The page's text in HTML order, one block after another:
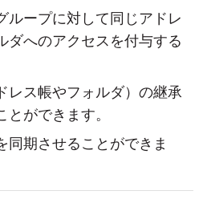
ループに対して同じアドレ
ダへのアクセスを付与する
レス帳やフォルダ）の継承
ができます。
同期させることができま